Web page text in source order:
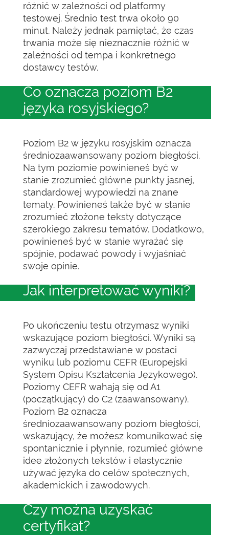
różnić w zależności od platformy
testowej. Średnio test trwa około 90
minut. Należy jednak pamiętać, że czas
trwania może się nieznacznie różnić w
zależności od tempa i konkretnego
dostawcy testów.
Co oznacza poziom B2
języka rosyjskiego?
Poziom B2 w języku rosyjskim oznacza
średniozaawansowany poziom biegłości.
Na tym poziomie powinieneś być w
stanie zrozumieć główne punkty jasnej,
standardowej wypowiedzi na znane
tematy. Powinieneś także być w stanie
zrozumieć złożone teksty dotyczące
szerokiego zakresu tematów. Dodatkowo,
powinieneś być w stanie wyrażać się
spójnie, podawać powody i wyjaśniać
swoje opinie.
Jak interpretować wyniki?
Po ukończeniu testu otrzymasz wyniki
wskazujące poziom biegłości. Wyniki są
zazwyczaj przedstawiane w postaci
wyniku lub poziomu CEFR (Europejski
System Opisu Kształcenia Językowego).
Poziomy CEFR wahają się od A1
(początkujący) do C2 (zaawansowany).
Poziom B2 oznacza
średniozaawansowany poziom biegłości,
wskazujący, że możesz komunikować się
spontanicznie i płynnie, rozumieć główne
idee złożonych tekstów i elastycznie
używać języka do celów społecznych,
akademickich i zawodowych.
Czy można uzyskać
certyfikat?